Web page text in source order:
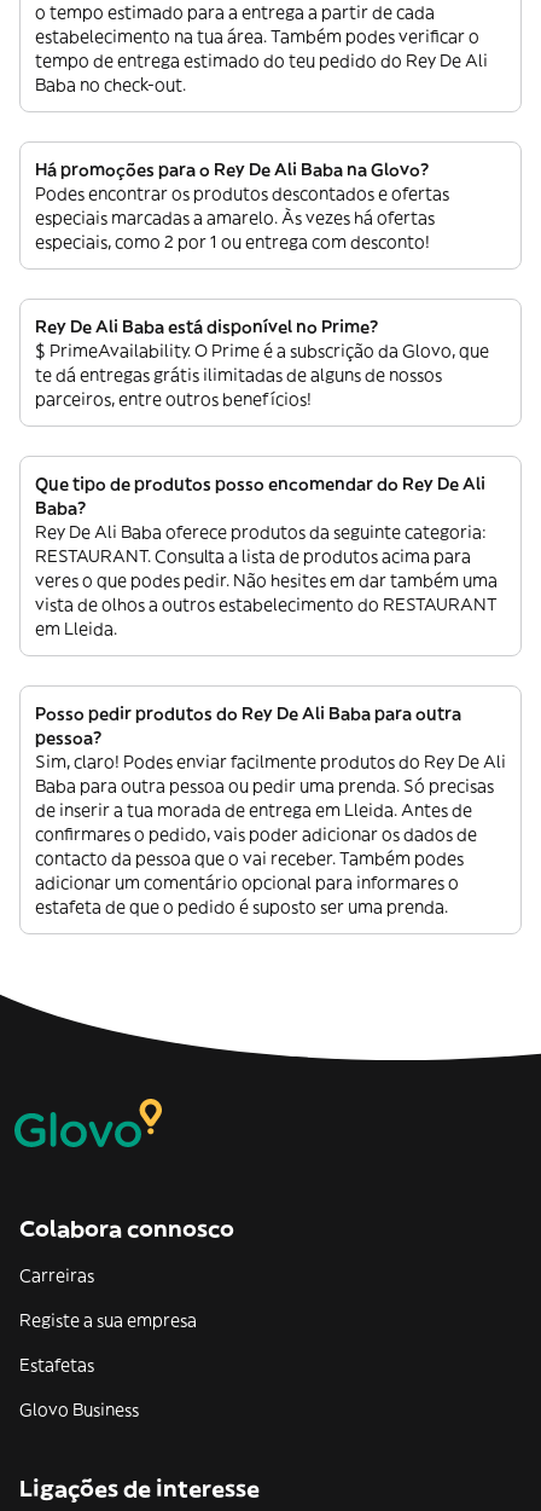
o tempo estimado para a entrega a partir de cada
estabelecimento na tua área. Também podes verificar o
tempo de entrega estimado do teu pedido do Rey De Ali
Baba no check-out.
Há promoções para o Rey De Ali Baba na Glovo?
Podes encontrar os produtos descontados e ofertas
especiais marcadas a amarelo. Às vezes há ofertas
especiais, como 2 por 1 ou entrega com desconto!
Rey De Ali Baba está disponível no Prime?
$ PrimeAvailability. O Prime é a subscrição da Glovo, que
te dá entregas grátis ilimitadas de alguns de nossos
parceiros, entre outros benefícios!
Que tipo de produtos posso encomendar do Rey De Ali
Baba?
Rey De Ali Baba oferece produtos da seguinte categoria:
RESTAURANT. Consulta a lista de produtos acima para
veres o que podes pedir. Não hesites em dar também uma
vista de olhos a outros estabelecimento do RESTAURANT
em Lleida.
Posso pedir produtos do Rey De Ali Baba para outra
pessoa?
Sim, claro! Podes enviar facilmente produtos do Rey De Ali
Baba para outra pessoa ou pedir uma prenda. Só precisas
de inserir a tua morada de entrega em Lleida. Antes de
confirmares o pedido, vais poder adicionar os dados de
contacto da pessoa que o vai receber. Também podes
adicionar um comentário opcional para informares o
estafeta de que o pedido é suposto ser uma prenda.
Colabora connosco
Carreiras
Registe a sua empresa
Estafetas
Glovo Business
Ligações de interesse